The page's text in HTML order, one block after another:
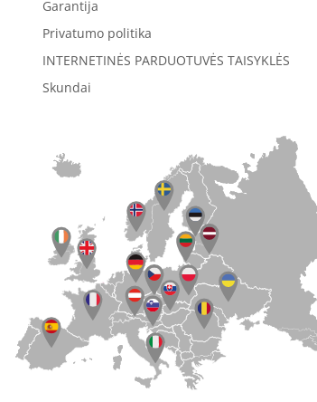
Garantija
Privatumo politika
INTERNETINĖS PARDUOTUVĖS TAISYKLĖS
Skundai